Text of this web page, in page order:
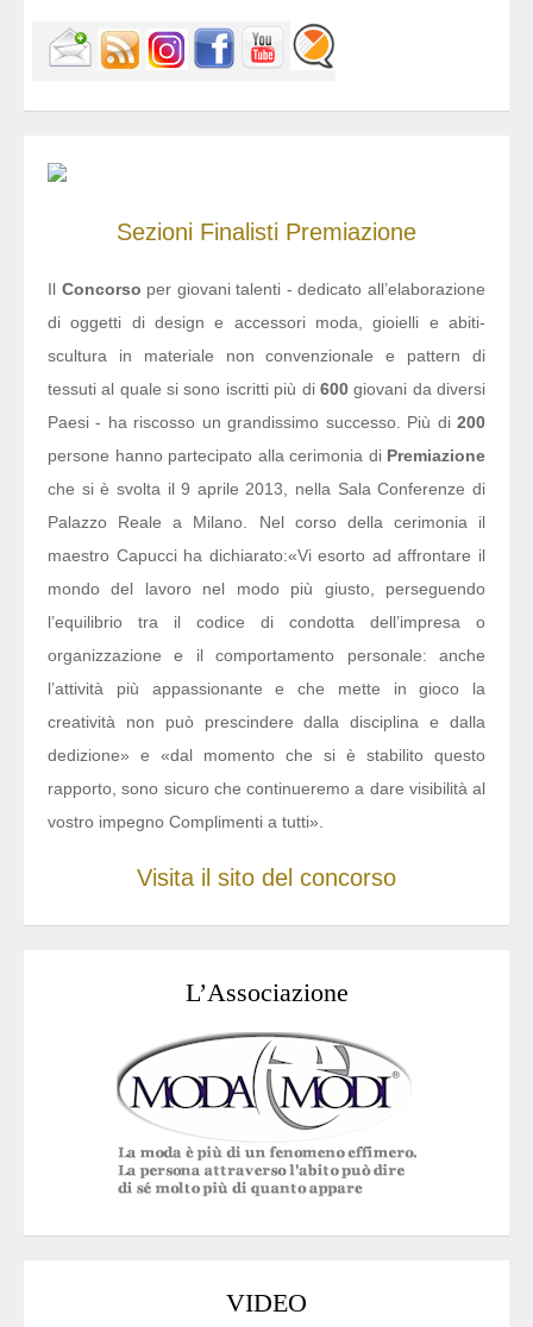
Sezioni Finalisti Premiazione
Il Concorso per giovani talenti - dedicato all’elaborazione
di oggetti di design e accessori moda, gioielli e abiti-
scultura in materiale non convenzionale e pattern di
tessuti al quale si sono iscritti più di 600giovani da diversi
Paesi - ha riscosso un grandissimo successo. Più di 200
persone hanno partecipato alla cerimonia di Premiazione
che si è svolta il 9 aprile 2013, nella Sala Conferenze di
Palazzo Reale a Milano. Nel corso della cerimonia il
maestro Capucci ha dichiarato:«Vi esorto ad affrontare il
mondo del lavoro nel modo più giusto, perseguendo
l’equilibrio tra il codice di condotta dell’impresa o
organizzazione e il comportamento personale: anche
l’attività più appassionante e che mette in gioco la
creatività non può prescindere dalla disciplina e dalla
dedizione» e «dal momento che si è stabilito questo
rapporto, sono sicuro che continueremo a dare visibilità al
vostro impegno Complimenti a tutti».
Visita il sito del concorso
L’Associazione
VIDEO